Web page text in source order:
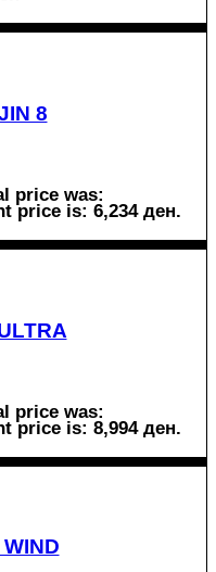
8
price was:
price is: 6,234 ден.
price was:
price is: 8,994 ден.